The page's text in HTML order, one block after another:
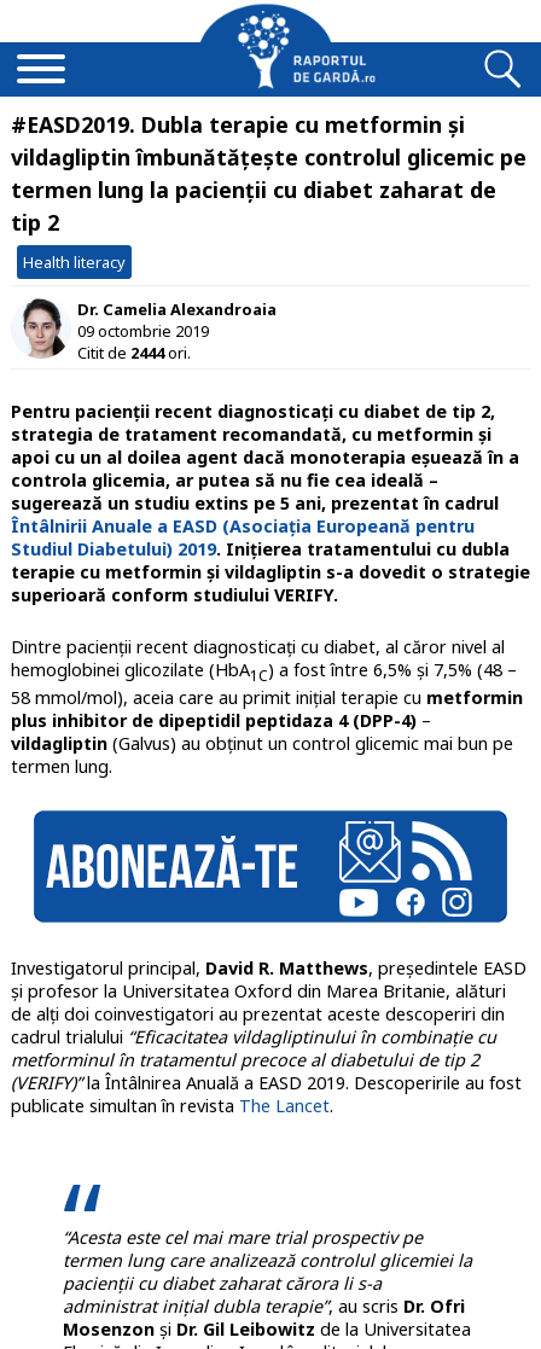
#EASD2019. Dubla terapie cu metformin și
vildagliptin îmbunătățește controlul glicemic pe
termen lung la pacienții cu diabet zaharat de
tip 2
Health literacy
Dr. Camelia Alexandroaia
09 octombrie 2019
Citit de 2444ori.
Pentru pacienţii recent diagnosticaţi cu diabet de tip 2,
strategia de tratament recomandată, cu metformin și
apoi cu un al doilea agent dacă monoterapia eşuează în a
controla glicemia, ar putea să nu fie cea ideală –
sugerează un studiu extins pe 5 ani, prezentat în cadrul
Întâlnirii Anuale a EASD (Asociaţia Europeană pentru
Studiul Diabetului) 2019. Inițierea tratamentului cu dubla
terapie cu metformin și vildagliptin s-a dovedit o strategie
superioară conform studiului VERIFY.
Dintre pacienţii recent diagnosticați cu diabet, al căror nivel al
hemoglobinei glicozilate (HbA1C) a fost între 6,5% şi 7,5% (48 –
58 mmol/mol), aceia care au primit iniţial terapie cu metformin
plus inhibitor de dipeptidil peptidaza 4 (DPP-4)–
vildagliptin(Galvus) au obținut un control glicemic mai bun pe
termen lung.
Investigatorul principal, David R. Matthews, preşedintele EASD
şi profesor la Universitatea Oxford din Marea Britanie, alături
de alţi doi coinvestigatori au prezentat aceste descoperiri din
cadrul trialului “Eficacitatea vildagliptinului în combinaţie cu
metforminul în tratamentul precoce al diabetului de tip 2
(VERIFY)”la Întâlnirea Anuală a EASD 2019. Descoperirile au fost
publicate simultan în revista The Lancet.
“Acesta este cel mai mare trial prospectiv pe
termen lung care analizează controlul glicemiei la
pacienţii cu diabet zaharat cărora li s-a
administrat iniţial dubla terapie”, au scris Dr. Ofri
Mosenzonşi Dr. Gil Leibowitz de la Universitatea